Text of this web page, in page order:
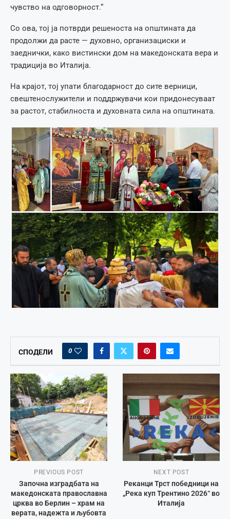
чувство на одговорност.“
Со ова, тој ја потврди решеноста на општината да
продолжи да расте — духовно, организациски и
заеднички, како вистински дом на македонската вера и
традиција во Италија.
На крајот, тој упати благодарност до сите верници,
свештенослужители и поддржувачи кои придонесуваат
за растот, стабилноста и духовната сила на општината.
СПОДЕЛИ 0
PREVIOUS POST
Започна изградбата на
македонската православна
црква во Берлин – храм на
верата, надежта и љубовта
NEXT POST
Реканци Трст победници на
„Река куп Трентино 2026“ во
Италија